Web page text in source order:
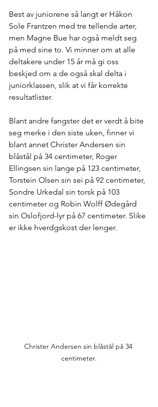
Best av juniorene så langt er Håkon
Sole Frantzen med tre tellende arter,
men Magne Bue har også meldt seg
på med sine to. Vi minner om at alle
deltakere under 15 år må gi oss
beskjed om a de også skal delta i
juniorklassen, slik at vi får korrekte
resultatlister.
Blant andre fangster det er verdt å bite
seg merke i den siste uken, finner vi
blant annet Christer Andersen sin
blåstål på 34 centimeter, Roger
Ellingsen sin lange på 123 centimeter,
Torstein Olsen sin sei på 92 centimeter,
Sondre Urkedal sin torsk på 103
centimeter og Robin Wolff Ødegård
sin Oslofjord-lyr på 67 centimeter. Slike
er ikke hverdgskost der lenger.
Christer Andersen sin blåstål på 34
centimeter.